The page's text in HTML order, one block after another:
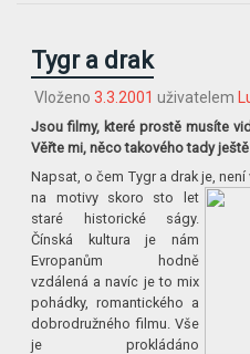
Tygr a drak
Vloženo 3.3.2001 uživatelem
Jsou filmy, které prostě musíte
Věřte mi, něco takového tady
Napsat, o čem Tygr a drak je,
na motivy skoro sto let
staré historické ságy.
Čínská kultura je nám
Evropanům hodně
vzdálená a navíc je to mix
pohádky, romantického a
dobrodružného filmu. Vše
je prokládáno